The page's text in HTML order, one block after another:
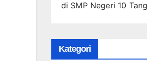
di SMP Negeri 10
Kategori